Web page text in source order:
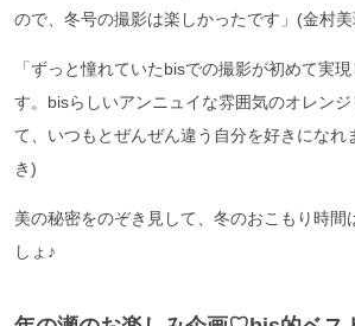
ので、冬号の撮影は楽しかったです」(金村
「ずっと憧れていたbisでの撮影が初めて実
す。bisらしいアンニュイな雰囲気のオレン
て、いつもとぜんぜん違う自分を好きになれ
き)
美の秘密をのぞき見して、冬のおこもり時間
しょ♪